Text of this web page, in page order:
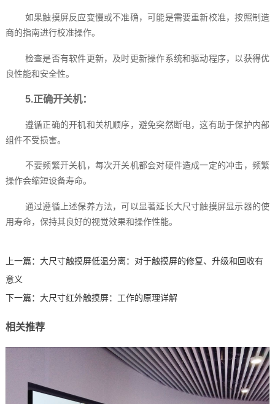
如果触摸屏反应变慢或不准确，可能是需要重新校准，按照制造
商的指南进行校准操作。
检查是否有软件更新，及时更新操作系统和驱动程序，以获得优
良性能和安全性。
5.正确开关机：
遵循正确的开机和关机顺序，避免突然断电，这有助于保护内部
组件不受损害。
不要频繁开关机，每次开关机都会对硬件造成一定的冲击，频繁
操作会缩短设备寿命。
通过遵循上述保养方法，可以显著延长大尺寸触摸屏显示器的使
用寿命，保持其良好的视觉效果和操作性能。‍
上一篇： 大尺寸触摸屏低温分离：对于触摸屏的修复、升级和回收有
意义
下一篇： 大尺寸红外触摸屏：工作的原理详解
相关推荐